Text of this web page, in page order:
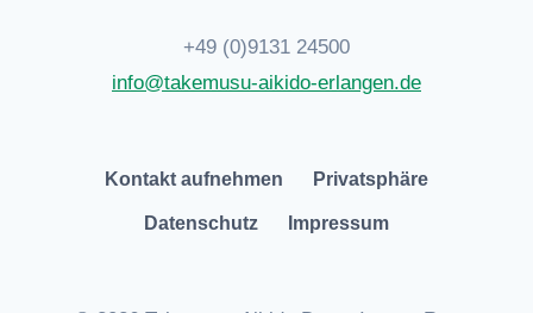
+49 (0)9131 24500
info@takemusu-aikido-erlangen.de
Kontakt aufnehmen Privatsphäre
Datenschutz Impressum